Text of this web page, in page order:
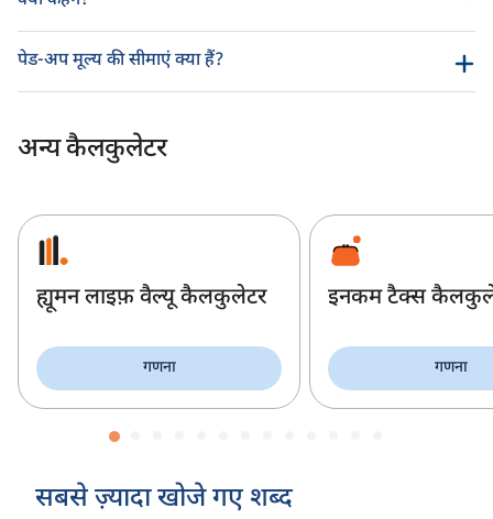
पेड-अप मूल्य की सीमाएं क्या हैं?
अन्य कैलकुलेटर
ह्यूमन लाइफ़ वैल्यू कैलकुलेटर
गणना
इनकम टैक्स
गणना
सबसे ज़्यादा खोजे गए शब्द